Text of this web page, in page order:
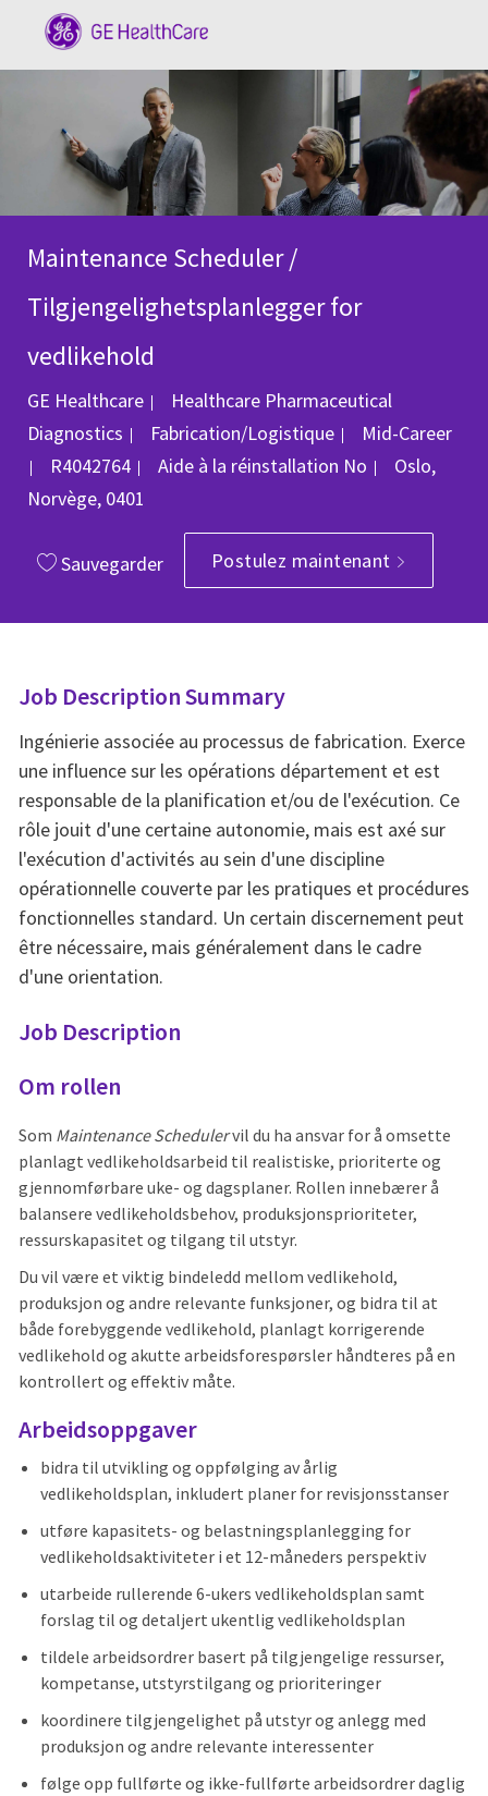
Maintenance Scheduler /
Tilgjengelighetsplanlegger for
vedlikehold
GE Healthcare
Healthcare Pharmaceutical
Diagnostics
Catégorie
Fabrication/Logistique
Mid-Career
ID du poste
R4042764 Aide à la réinstallation No
Oslo,
Norvège, 0401
Sauvegarder Postulez maintenant
Job Description Summary
Ingénierie associée au processus de fabrication. Exerce
une influence sur les opérations département et est
responsable de la planification et/ou de l'exécution. Ce
rôle jouit d'une certaine autonomie, mais est axé sur
l'exécution d'activités au sein d'une discipline
opérationnelle couverte par les pratiques et procédures
fonctionnelles standard. Un certain discernement peut
être nécessaire, mais généralement dans le cadre
d'une orientation.
Job Description
Om rollen
Som Maintenance Schedulervil du ha ansvar for å omsette
planlagt vedlikeholdsarbeid til realistiske, prioriterte og
gjennomførbare uke- og dagsplaner. Rollen innebærer å
balansere vedlikeholdsbehov, produksjonsprioriteter,
ressurskapasitet og tilgang til utstyr.
Du vil være et viktig bindeledd mellom vedlikehold,
produksjon og andre relevante funksjoner, og bidra til at
både forebyggende vedlikehold, planlagt korrigerende
vedlikehold og akutte arbeidsforespørsler håndteres på en
kontrollert og effektiv måte.
Arbeidsoppgaver
bidra til utvikling og oppfølging av årlig
vedlikeholdsplan, inkludert planer for revisjonsstanser
utføre kapasitets- og belastningsplanlegging for
vedlikeholdsaktiviteter i et 12-måneders perspektiv
utarbeide rullerende 6-ukers vedlikeholdsplan samt
forslag til og detaljert ukentlig vedlikeholdsplan
tildele arbeidsordrer basert på tilgjengelige ressurser,
kompetanse, utstyrstilgang og prioriteringer
koordinere tilgjengelighet på utstyr og anlegg med
produksjon og andre relevante interessenter
følge opp fullførte og ikke-fullførte arbeidsordrer daglig